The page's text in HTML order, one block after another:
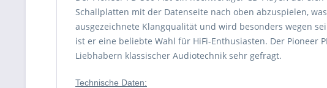
Schallplatten mit der Datenseite nach oben abzuspielen,
ausgezeichnete Klangqualität und wird besonders wegen
ist er eine beliebte Wahl für HiFi-Enthusiasten. Der
Liebhabern klassischer Audiotechnik sehr gefragt.
Technische Daten: